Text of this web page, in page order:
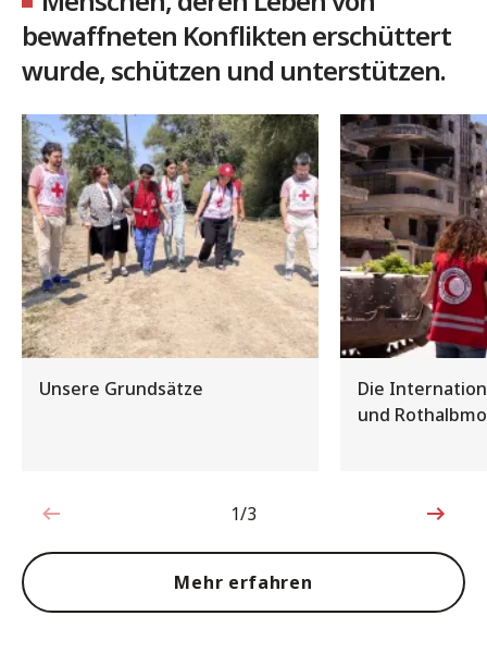
bewaffneten Konflikten erschüttert
wurde, schützen und unterstützen.
Unsere Grundsätze
Die
und
1von3
1/3
Mehr erfahren